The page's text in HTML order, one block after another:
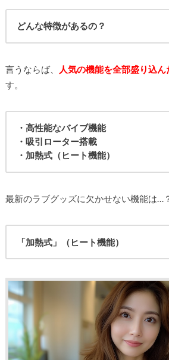
どんな特徴があるの？
言うならば、 人気の機能を全部盛り込
す。
・高性能なバイブ機能
・吸引ローター搭載
・加熱式（ヒート機能）
最新のラブグッズに欠かせない機能は…
「加熱式」（ヒート機能）